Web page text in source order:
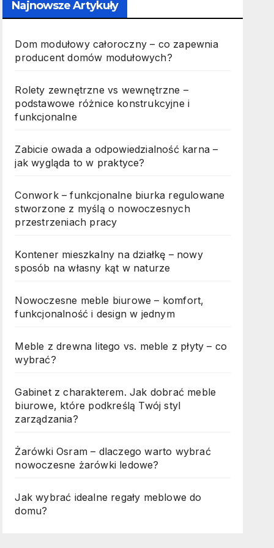
Najnowsze Artykuły
Dom modułowy całoroczny – co zapewnia
producent domów modułowych?
Rolety zewnętrzne vs wewnętrzne –
podstawowe różnice konstrukcyjne i
funkcjonalne
Zabicie owada a odpowiedzialność karna –
jak wygląda to w praktyce?
Conwork – funkcjonalne biurka regulowane
stworzone z myślą o nowoczesnych
przestrzeniach pracy
Kontener mieszkalny na działkę – nowy
sposób na własny kąt w naturze
Nowoczesne meble biurowe – komfort,
funkcjonalność i design w jednym
Meble z drewna litego vs. meble z płyty – co
wybrać?
Gabinet z charakterem. Jak dobrać meble
biurowe, które podkreślą Twój styl
zarządzania?
Żarówki Osram – dlaczego warto wybrać
nowoczesne żarówki ledowe?
Jak wybrać idealne regały meblowe do
domu?